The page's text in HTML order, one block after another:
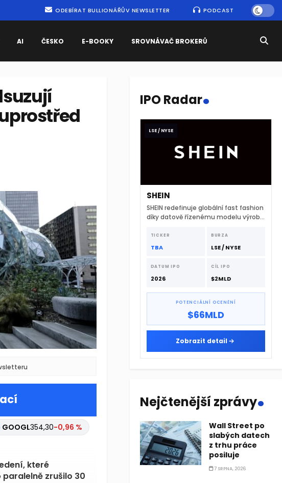
ODEBÍRAT BULLIONÁŘŮV NEWSLETTER PODCAST
AI ČESKO E-BOOKY SROVNÁVAČ BROKERŮ
GOOGL354,30-0,96 %
které
zrušilo 30
IPO Radar.
LSE / NYSE
SHEIN
SHEIN redefinuje globální fast fashion
díky datově řízenému modelu výroby
dodavatelskému řetězci.
TICKER
TBA
BURZA
LSE / NYSE
DATUM IPO
2026
CÍL IPO
$2MLD
POTENCIÁLNÍ OCENĚNÍ
$66MLD
Zobrazit detail
Nejčtenější zprávy.
Wall Street po
slabých datech
z trhu práce
posiluje
7 SRPNA, 2026